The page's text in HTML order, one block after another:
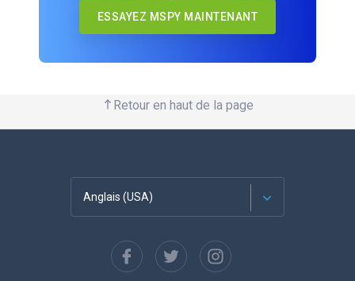
ESSAYEZ MSPY MAINTENANT
Retour en haut de la page
Anglais (USA)
Espagnol